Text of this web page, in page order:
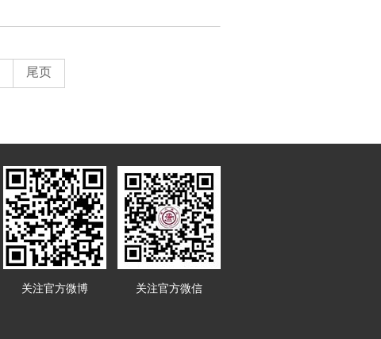
尾页
关注官方微博 关注官方微信